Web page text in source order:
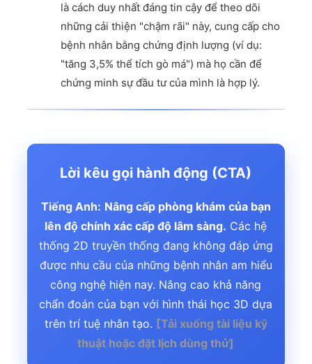
là cách duy nhất đáng tin cậy để theo dõi
những cải thiện "chậm rãi" này, cung cấp cho
bệnh nhân bằng chứng định lượng (ví dụ:
"tăng 3,5% thể tích gò má") mà họ cần để
chứng minh sự đầu tư của mình là hợp lý.
Lời kêu gọi hành động (CTA)
Tiếng Anh: Nâng cấp phòng khám của bạn
lên độ chính xác cấp độ lâm sàng. Các hệ
thống 2D truyền thống đang không đáp ứng
được nhu cầu của những bệnh nhân am hiểu
công nghệ hiện nay. Nâng cao khả năng
chẩn đoán của bạn với hình thái học 3D dựa
trên trí tuệ nhân tạo. [Tải xuống tài liệu kỹ
thuật hoặc đặt lịch dùng thử]